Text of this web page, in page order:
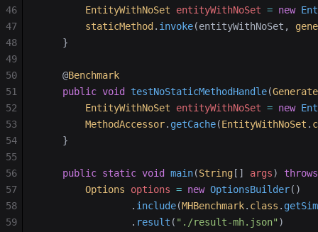
        EntityWithNoSet
entityWithNoSet = new
        staticMethod
. invoke(entityWithNoSet,
    }
    @
Benchmark
    public
void testNoStaticMethodHandle(
        EntityWithNoSet
entityWithNoSet = new
        MethodAccessor
. getCache(EntityWithNoSet .
    }
    public
static void main(String [] args)
throws
        Options
options = new OptionsBuilder()
                .
include(MHBenchmark. class .
                .
result ( "./result-mh.json" )
46
47
48
49
50
51
52
53
54
55
56
57
58
59